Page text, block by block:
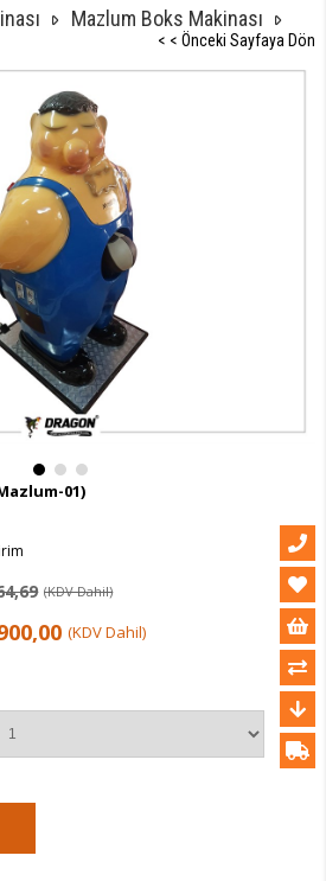
Mazlum Boks Makinası
< < Önceki Sayfaya Dön
01)
(KDV Dahil)
(KDV Dahil)